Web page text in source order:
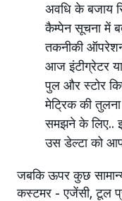
अवधि के बजाय
कैम्पेन सूचना में
तकनीकी
आज इंटीग्रेटर
पुल और स्टोर
मेट्रिक की
समझने के लिए..
उस डेल्टा को
जबकि ऊपर कुछ
कस्टमर - एजेंसी, टूल